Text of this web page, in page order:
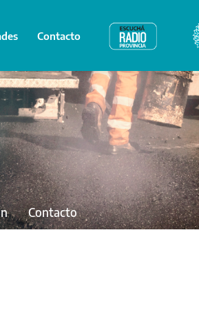
Contacto Radio Provincia
Contacto